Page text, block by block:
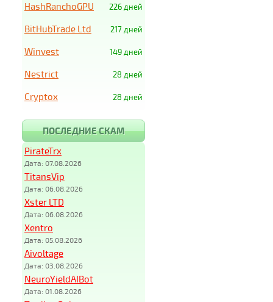
226 дней
HashRanchoGPU
217 дней
BitHubTrade Ltd
149 дней
Winvest
28 дней
Nestrict
28 дней
Cryptox
ПОСЛЕДНИЕ СКАМ
PirateTrx
Дата: 07.08.2026
TitansVip
Дата: 06.08.2026
Xster LTD
Дата: 06.08.2026
Xentro
Дата: 05.08.2026
Aivoltage
Дата: 03.08.2026
NeuroYieldAIBot
Дата: 01.08.2026